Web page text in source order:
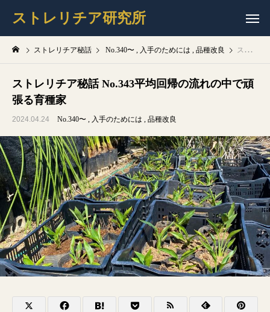
ストレリチア研究所
ストレリチア秘話 No.340〜 入手のためには 品種改良 ストレリチア秘話 No.343平均回帰の流れの中で頑張る育種家
ストレリチア秘話 No.343平均回帰の流れの中で頑
張る育種家
2024.04.24 No.340〜 入手のためには 品種改良